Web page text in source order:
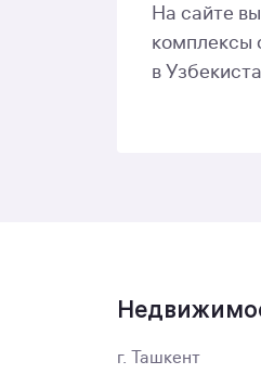
На сайте
комплексы
в
г. Ташкент